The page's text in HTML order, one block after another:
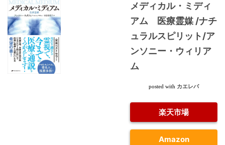
メディカル・ミディ
アム 医療霊媒 /ナチ
ュラルスピリット/ア
ンソニー・ウィリア
ム
posted with カエレバ
楽天市場
Amazon